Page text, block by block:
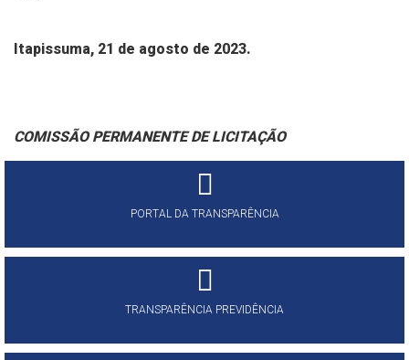
Itapissuma, 21 de agosto de 2023.
COMISSÃO PERMANENTE DE LICITAÇÃO
PORTAL DA TRANSPARÊNCIA
TRANSPARÊNCIA PREVIDÊNCIA